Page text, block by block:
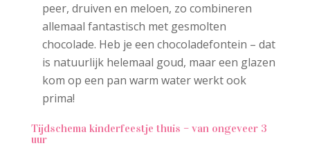
peer, druiven en meloen, zo combineren
allemaal fantastisch met gesmolten
chocolade. Heb je een chocoladefontein – dat
is natuurlijk helemaal goud, maar een glazen
kom op een pan warm water werkt ook
prima!
Tijdschema kinderfeestje thuis – van ongeveer 3
uur